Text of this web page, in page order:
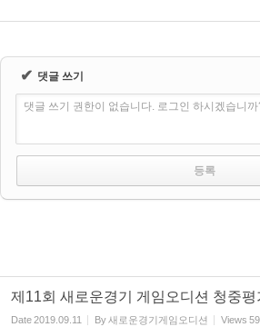
✔ 댓글 쓰기
댓글 쓰기 권한이 없습니다. 로그인 하시겠습니까
제11회 새로운경기 게임오디션 청중평
Date2019.09.11 By새로운경기게임오디션 Views